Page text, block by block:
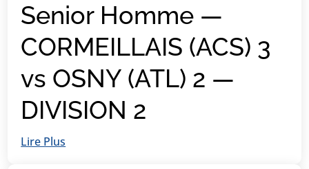
Senior Homme —
CORMEILLAIS (ACS) 3
vs OSNY (ATL) 2 —
DIVISION 2
Lire Plus